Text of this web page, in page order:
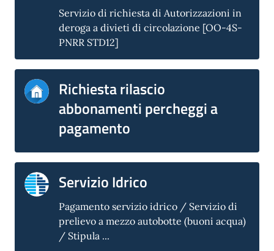
Servizio di richiesta di Autorizzazioni in
deroga a divieti di circolazione [OO-4S-
PNRR STD12]
Richiesta rilascio
abbonamenti percheggi a
pagamento
Servizio Idrico
Pagamento servizio idrico / Servizio di
prelievo a mezzo autobotte (buoni acqua)
/ Stipula ...